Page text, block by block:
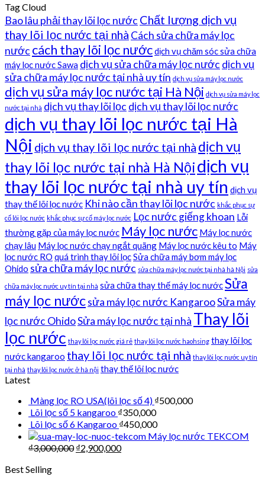
Tag Cloud
Bao lâu phải thay lõi lọc nước Chất lượng dịch vụ
thay lõi lọc nước tại nhà Cách sửa chữa máy lọc
nước cách thay lõi lọc nướcdịch vụ chăm sóc sửa chữa
máy lọc nước Sawa dịch vụ sửa chữa máy lọc nước dịch vụ
sửa chữa máy lọc nước tại nhà uy tín dịch vụ sửa máy lọc nước
dịch vụ sửa máy lọc nước tại Hà Nội dịch vụ sửa máy lọc
nước tại nhà dịch vụ thay lõi lọc dịch vụ thay lõi lọc nước
dịch vụ thay lõi lọc nước tại Hà
Nội dịch vụ thay lõi lọc nước tại nhà dịch vụ
thay lõi lọc nước tại nhà Hà Nộidịch vụ
thay lõi lọc nước tại nhà uy tín dịch vụ
thay thế lõi lọc nước Khi nào cần thay lõi lọc nước khắc phục sự
cố lõi lọc nước khắc phục sự cố máy lọc nước Lọc nước giếng khoan Lỗi
thường gặp của máy lọc nước Máy lọc nước Máy lọc nước
chạy lâu Máy lọc nước chạy ngắt quãng Máy lọc nước kêu to Máy
lọc nước RO quá trình thay lõi lọcSửa chữa máy bơm máy lọc
Ohido sửa chữa máy lọc nước sửa chữa máy lọc nước tại nhà hà Nội sửa
chữa máy lọc nước uy tín tại nhà sửa chữa thay thế máy lọc nướcSửa
máy lọc nướcsửa máy lọc nước KangarooSửa máy
lọc nước OhidoSửa máy lọc nước tại nhà Thay lõi
lọc nước thay lõi lọc nước giá rẻ thay lõi lọc nước haohsing thay lõi lọc
nước kangaroo thay lõi lọc nước tại nhà thay lõi lọc nước uy tín
tại nhà thay lõi lọc nước ở hà nội thay thế lõi lọc nước
Latest
Màng lọc RO USA(lõi lọc số 4) ₫500,000
Lõi lọc số 5 kangaroo ₫350,000
Lõi lọc số 6 Kangaroo ₫450,000
Máy lọc nước TEKCOM
₫3,000,000 ₫2,900,000
Best Selling